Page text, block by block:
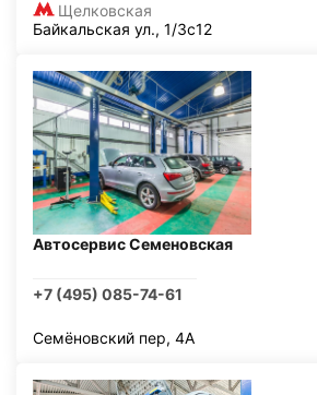
Щелковская
Байкальская ул., 1/3с12
Автосервис Семеновская
+7 (495) 085-74-61
Семёновский пер, 4А